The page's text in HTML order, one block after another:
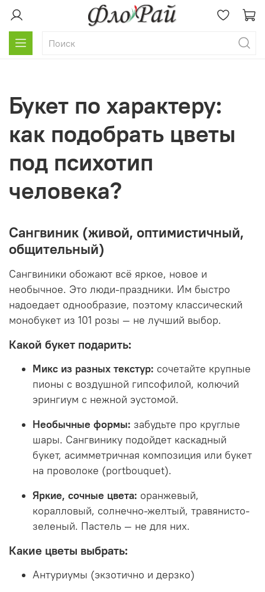
Букет по характеру:
как подобрать цветы
под психотип
человека?
Сангвиник (живой, оптимистичный,
общительный)
Сангвиники обожают всё яркое, новое и
необычное. Это люди-праздники. Им быстро
надоедает однообразие, поэтому классический
монобукет из 101 розы — не лучший выбор.
Какой букет подарить:
Микс из разных текстур: сочетайте крупные
пионы с воздушной гипсофилой, колючий
эрингиум с нежной эустомой.
Необычные формы: забудьте про круглые
шары. Сангвинику подойдет каскадный
букет, асимметричная композиция или букет
на проволоке (portbouquet).
Яркие, сочные цвета: оранжевый,
коралловый, солнечно-желтый, травянисто-
зеленый. Пастель — не для них.
Какие цветы выбрать:
Антуриумы (экзотично и дерзко)